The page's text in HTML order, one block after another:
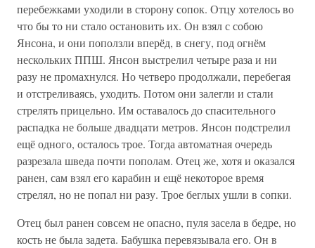
перебежками уходили в сторону сопок. Отцу хотелось во
что бы то ни стало остановить их. Он взял с собою
Янсона, и они поползли вперёд, в снегу, под огнём
нескольких ППШ. Янсон выстрелил четыре раза и ни
разу не промахнулся. Но четверо продолжали, перебегая
и отстреливаясь, уходить. Потом они залегли и стали
стрелять прицельно. Им оставалось до спасительного
распадка не больше двадцати метров. Янсон подстрелил
ещё одного, осталось трое. Тогда автоматная очередь
разрезала шведа почти пополам. Отец же, хотя и оказался
ранен, сам взял его карабин и ещё некоторое время
стрелял, но не попал ни разу. Трое беглых ушли в сопки.
Отец был ранен совсем не опасно, пуля засела в бедре, но
кость не была задета. Бабушка перевязывала его. Он в